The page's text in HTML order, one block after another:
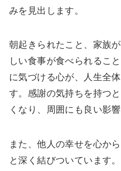
みを見出します。
朝起きられたこと、家族
しい食事が食べられるこ
に気づける心が、人生全
す。感謝の気持ちを持つ
くなり、周囲にも良い影
また、他人の幸せを心か
と深く結びついています